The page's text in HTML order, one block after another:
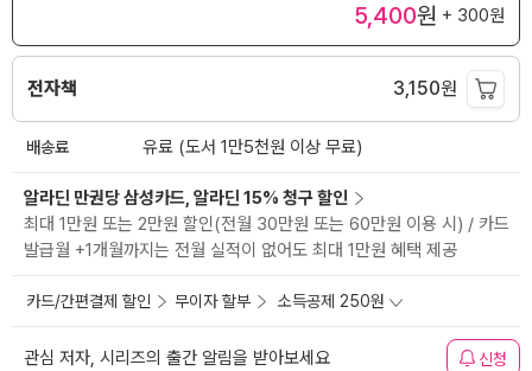
5,400원 + 300원
전자책 3,150원
배송료 유료 (도서 1만5천원 이상 무료)
알라딘 만권당 삼성카드, 알라딘 15% 청구 할인
최대 1만원 또는 2만원 할인(전월 30만원 또는 60만원 이용 시) / 카드
발급월 +1개월까지는 전월 실적이 없어도 최대 1만원 혜택 제공
카드/간편결제 할인 무이자 할부 소득공제 250원
관심 저자, 시리즈의 출간 알림을 받아보세요 신청